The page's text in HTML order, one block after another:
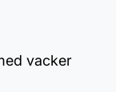
vacker